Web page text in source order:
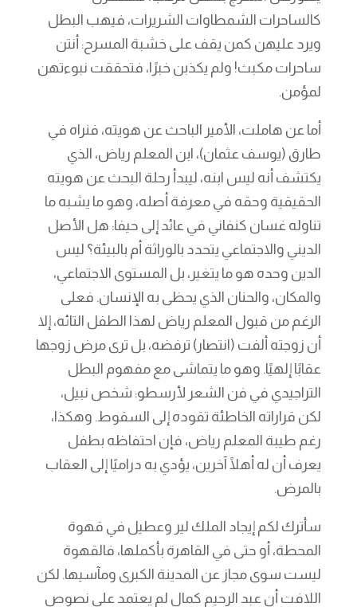
كالساحرات الشمطاوات الشريرات، فيهب البطل
ويرد عليهن كمن يقف على خشبة المسرح: أنتن
ساحرات مكبث! ولم يكذبن خبرًا، فتحققت نبوءتهن
لمؤمن.
أما عن هاملت، الأمير الباحث عن هويته، فنراه في
طارق (يوسف عثمان)، ابن المعلم رياض، الذي
يكتشف أنه ليس ابنه، ليبدأ رحلة البحث عن هويته
الحقيقية وحقه في معرفة أصله، وهو ما يشبه ما
تناوله غسان كنفاني في عائد إلى حيفا: هل الأصل
الديني والاجتماعي يتحدد بالوراثة أم بالبيئة؟ ليس
الدين وحده هو ما يتغير، بل المستوى الاجتماعي،
والمكان، والحنان الذي يحظى به الإنسان. فعلى
الرغم من قبول المعلم رياض لهذا الطفل التائه، إلا
أن زوجته ألفت (انتصار) ترفضه، بل ترى مرض زوجها
عقابًا إلهيًا. وهو ما يتماشى مع مفهوم البطل
التراجيدي في فن الشعر لأرسطو: شخص نبيل،
لكن قراراته الخاطئة تقوده إلى السقوط. وهكذا،
رغم طيبة المعلم رياض، فإن احتفاظه بطفل
يعرف أن له أهلًا آخرين، يؤدي به دراميًا إلى العقاب
بالمرض.
سأترك لكم إيجاد الملك لير وعطيل في قهوة
المحطة، أو حتى في القاهرة بأكملها، فالقهوة
ليست سوى مجاز عن المدينة الكبرى ومآسيها. لكن
اللافت أن عبد الرحيم كمال لم يعتمد على نصوص